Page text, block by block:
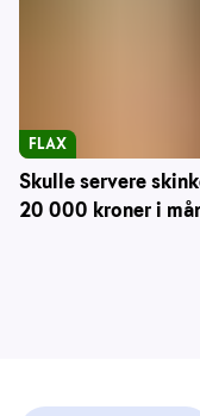
Skulle servere
20 000 kroner i
FLAX